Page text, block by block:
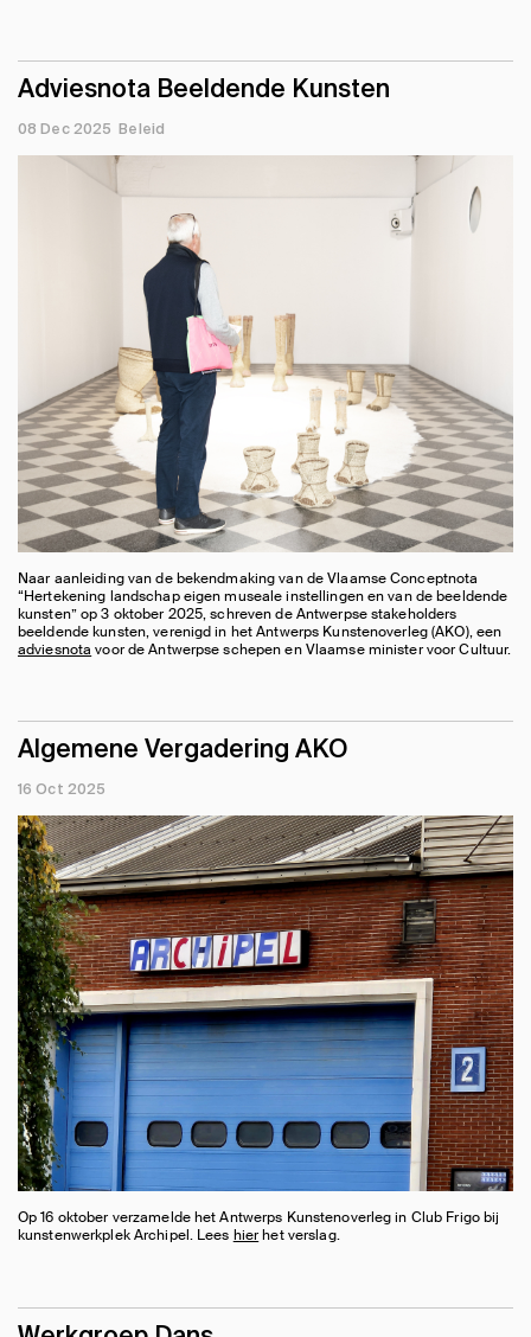
Adviesnota Beeldende Kunsten
08 Dec 2025 Beleid
Naar aanleiding van de bekendmaking van de Vlaamse Conceptnota
“Hertekening landschap eigen museale instellingen en van de beeldende
kunsten” op 3 oktober 2025, schreven de Antwerpse stakeholders
beeldende kunsten, verenigd in het Antwerps Kunstenoverleg (AKO), een
adviesnota voor de Antwerpse schepen en Vlaamse minister voor Cultuur.
Algemene Vergadering AKO
16 Oct 2025
Op 16 oktober verzamelde het Antwerps Kunstenoverleg in Club Frigo bij
kunstenwerkplek Archipel. Lees hierhet verslag.